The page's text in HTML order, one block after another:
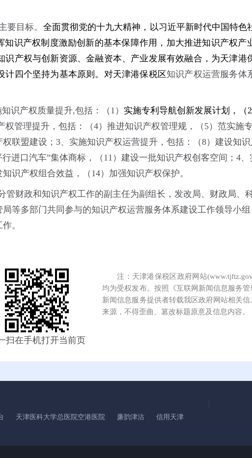
要目标。 全面贯彻党的十九大精神，以习近平新时代中国特色
知识产权制度激励创新的基本保障作用，加大推进知识产权产
产权与创新资源、金融资本、产业发展有效融合，为天津港
四个坚持为基本原则。对天津港保税区知识产权运营服务体
识产权质量提升,包括：（1） 实施专利导航创新发展计划，（
权管理提升，包括：（4）推进知识产权管理规，（5）范实施
联盟建设；3、实施知识产权运营提升，包括：（8）建设知
进口汽车”集体商标，（11）建设一批知识产权创客空间；4、
识产权组合效益，（14）加强知识产权保护。
财政和知识产权工作的副主任为副组长，发改局、财政局、
等多部门共同参与的知识产权运营服务体系建设工作领导小
。
扫在手机打开当前页
注：天津港保税区政府网站
均为受权发布。按照《互联网新闻信息服务管
新闻信息服务提供者转载我区政府网站相关
来源，不得歪曲、篡改标题原意及信息内容。
天津医科大学总医院空港医院 廉韵津沽 信用天津